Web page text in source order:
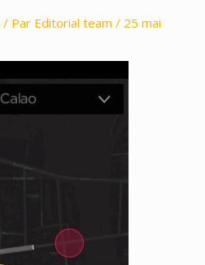
/ Par Editorial team / 25 mai